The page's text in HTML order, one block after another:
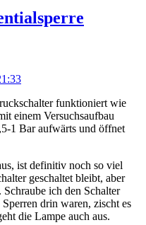
funktioniert wie
einem Versuchsaufbau
1 Bar aufwärts und öffnet
ist definitiv noch so viel
geschaltet bleibt, aber
ich den Schalter
drin waren, zischt es
die Lampe auch aus.